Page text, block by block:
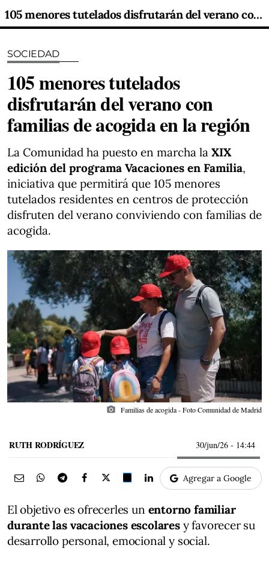
105 menores tutelados disfrutarán del verano con familias de acogida en la región
SOCIEDAD
105 menores tutelados
disfrutarán del verano con
familias de acogida en la región
La Comunidad ha puesto en marcha la XIX
edición del programa Vacaciones en Familia,
iniciativa que permitirá que 105 menores
tutelados residentes en centros de protección
disfruten del verano conviviendo con familias de
acogida.
photo_camera Familias de acogida - Foto Comunidad de Madrid
RUTH RODRÍGUEZ 30/jun/26 - 14:44
Agregar a Google
El objetivo es ofrecerles un entorno familiar
durante las vacaciones escolaresy favorecer su
desarrollo personal, emocional y social.